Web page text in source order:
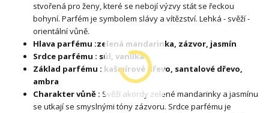
stvořená pro ženy, které se nebojí výzvy stát se řeckou
bohyní. Parfém je symbolem slávy a vítězství. Lehká - svěží -
orientální vůně.
Hlava parfému :zelená mandarinka, zázvor, jasmín
Srdce parfému : sůl, vanilka
Základ parfému : kašmírové dřevo, santalové dřevo,
ambra
Charakter vůně : Svěží akordy zelené mandarinky a jasmínu
se utkají se smyslnými tóny zázvoru. Srdce parfému je